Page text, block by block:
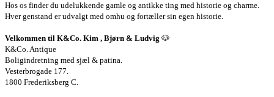
Hos os finder du udelukkende gamle og antikke ting med historie og charme.
Hver genstand er udvalgt med omhu og fortæller sin egen historie.
Velkommen til K&Co. Kim , Bjørn & Ludvig 🐶
K&Co. Antique
Boligindretning med sjæl & patina.
Vesterbrogade 177.
1800 Frederiksberg C.